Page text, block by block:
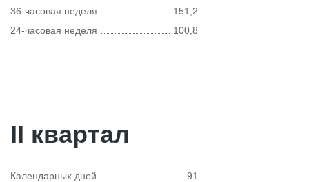
36-часовая неделя
151,2
24-часовая неделя
100,8
II квартал
Календарных дней
91